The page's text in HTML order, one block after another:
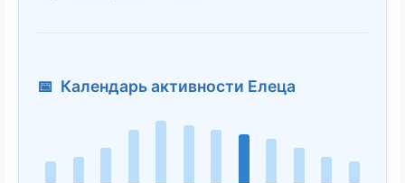
📅 Календарь активности Елеца